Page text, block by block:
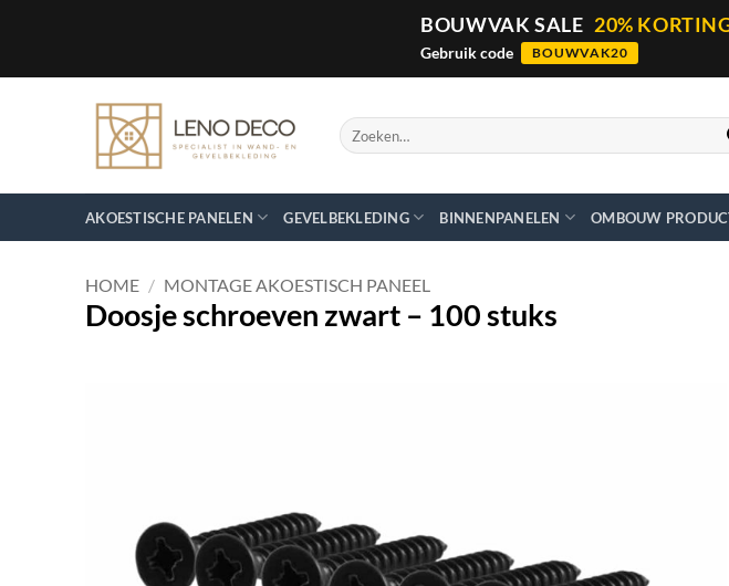
BOUWVAK SALE 20%
Gebruik code BOUWVAK20
Zoeken
naar:
AKOESTISCHE PANELEN GEVELBEKLEDING BINNENPANELEN OMBOUW
HOME / MONTAGE AKOESTISCH PANEEL
Doosje schroeven zwart – 100 stuks